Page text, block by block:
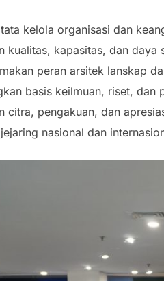
kelola organisasi dan
kualitas, kapasitas, dan
peran arsitek lanskap
basis keilmuan, riset, dan
citra, pengakuan, dan
nasional dan